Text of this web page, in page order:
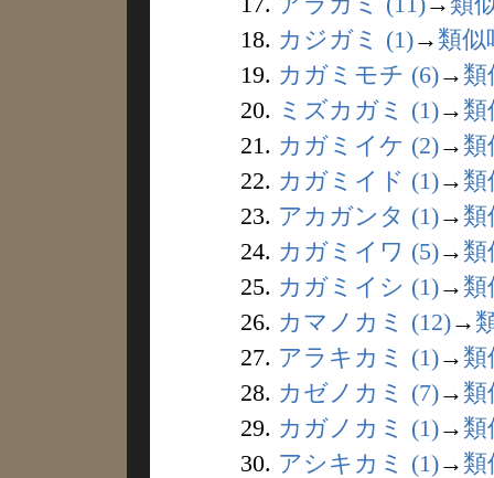
18. カジガミ (1)→ 類似
19. カガミモチ (6)→ 類
20. ミズカガミ (1)→ 類
21. カガミイケ (2)→ 類
22. カガミイド (1)→ 類
23. アカガンタ (1)→ 類
24. カガミイワ (5)→ 類
25. カガミイシ (1)→ 類
26. カマノカミ (12)→
27. アラキカミ (1)→ 類
28. カゼノカミ (7)→ 類
29. カガノカミ (1)→ 類
30. アシキカミ (1)→ 類